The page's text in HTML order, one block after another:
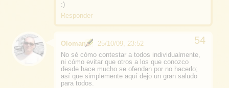
:)
Responder
Oloman
25/10/09, 23:52
No sé cómo contestar a todos individualmente,
ni cómo evitar que otros a los que conozco
desde hace mucho se ofendan por no hacerlo;
así que simplemente aquí dejo un gran saludo
para todos.